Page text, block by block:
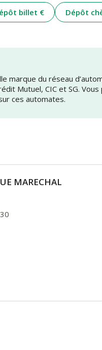
billet € Dépôt
marque du réseau
Mutuel, CIC et SG.
ces automates.
MARECHAL